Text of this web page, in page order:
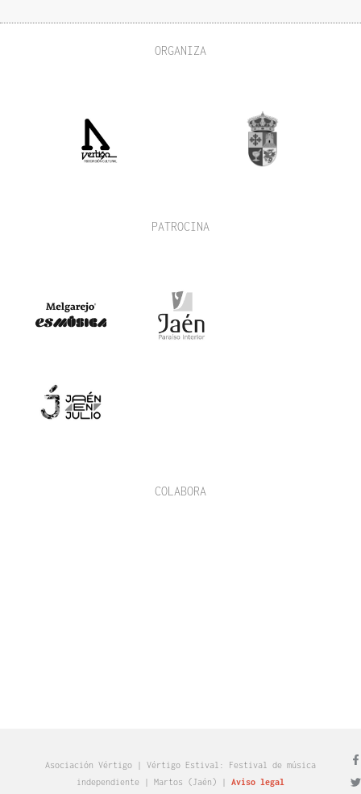
ORGANIZA
PATROCINA
COLABORA
Asociación Vértigo | Vértigo Estival: Festival de música
independiente | Martos (Jaén)​ | Aviso legal